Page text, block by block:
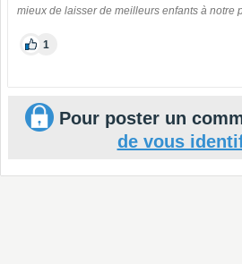
mieux de laisser de meilleurs enfants à notre
1
Pour poster un
de vous